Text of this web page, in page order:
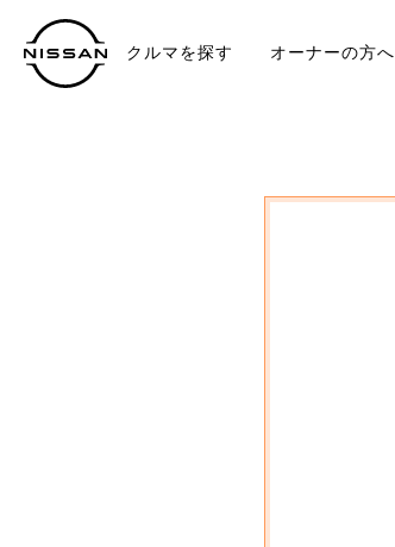
クルマを探す オーナーの方へ